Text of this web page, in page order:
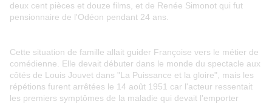
deux cent pièces et douze films, et de Renée Simonot qui fut
pensionnaire de l'Odéon pendant 24 ans.
Cette situation de famille allait guider Françoise vers le métier de
comédienne. Elle devait débuter dans le monde du spectacle aux
côtés de Louis Jouvet dans "La Puissance et la gloire", mais les
répétions furent arrêtées le 14 août 1951 car l'acteur ressentait
les premiers symptômes de la maladie qui devait l'emporter